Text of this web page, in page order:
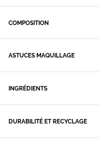
COMPOSITION
ASTUCES MAQUILLAGE
INGRÉDIENTS
DURABILITÉ ET RECYCLAGE